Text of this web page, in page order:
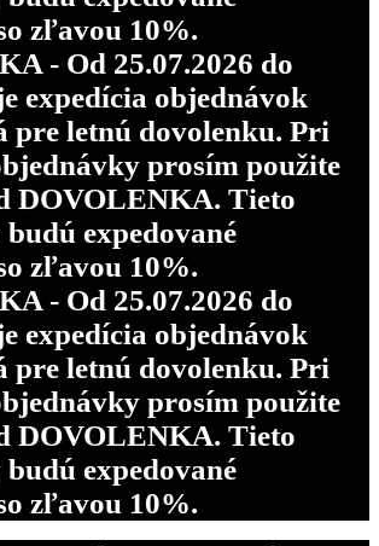
zľavou 10%.
- Od 25.07.2026 do
expedícia objednávok
pre letnú dovolenku. Pri
prosím použite
DOVOLENKA. Tieto
expedované
zľavou 10%.
- Od 25.07.2026 do
expedícia objednávok
pre letnú dovolenku. Pri
prosím použite
DOVOLENKA. Tieto
expedované
zľavou 10%.